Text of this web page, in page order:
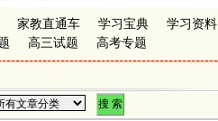
家教直通车 学习宝典
学习资料
高三试题 高考专题